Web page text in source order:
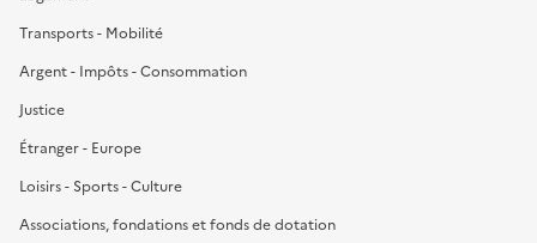
Transports - Mobilité
Argent - Impôts - Consommation
Justice
Étranger - Europe
Loisirs - Sports - Culture
Associations, fondations et fonds de dotation